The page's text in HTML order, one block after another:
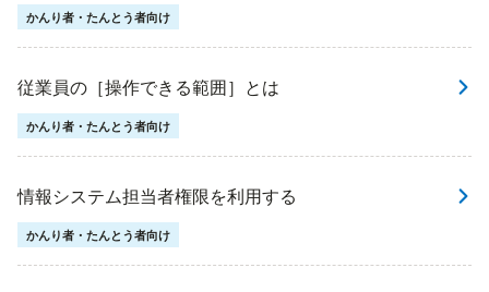
かんり者・たんとう者向け
従業員の［操作できる範囲］とは
かんり者・たんとう者向け
情報システム担当者権限を利用する
かんり者・たんとう者向け